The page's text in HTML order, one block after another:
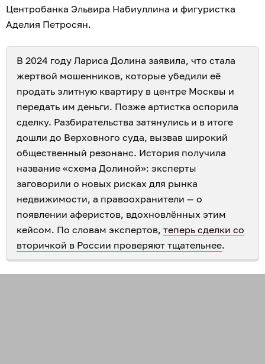
Центробанка Эльвира Набиуллина и фигуристка
Аделия Петросян.
В 2024 году Лариса Долина заявила, что стала
жертвой мошенников, которые убедили её
продать элитную квартиру в центре Москвы и
передать им деньги. Позже артистка оспорила
сделку. Разбирательства затянулись и в итоге
дошли до Верховного суда, вызвав широкий
общественный резонанс. История получила
название «схема Долиной»: эксперты
заговорили о новых рисках для рынка
недвижимости, а правоохранители — о
появлении аферистов, вдохновлённых этим
кейсом. По словам экспертов, теперь сделки со
вторичкой в России проверяют тщательнее.